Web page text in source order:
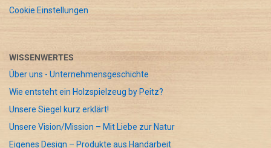
Cookie Einstellungen
WISSENWERTES
Über uns - Unternehmensgeschichte
Wie entsteht ein Holzspielzeug by Peitz?
Unsere Siegel kurz erklärt!
Unsere Vision/Mission – Mit Liebe zur Natur
Eigenes Design – Produkte aus Handarbeit